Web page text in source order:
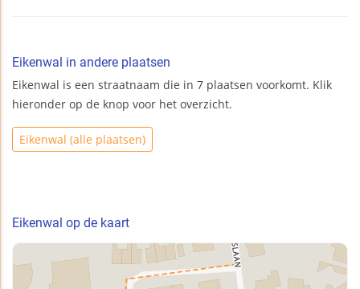
Eikenwal in andere plaatsen
Eikenwal is een straatnaam die in 7 plaatsen voorkomt. Klik
hieronder op de knop voor het overzicht.
Eikenwal (alle plaatsen)
Eikenwal op de kaart